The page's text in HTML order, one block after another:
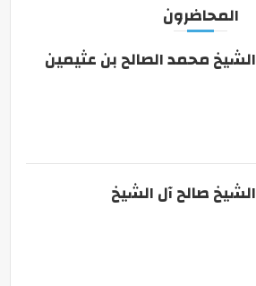
المحاضرون
الشيخ محمد الصالح بن عثيمين
الشيخ صالح آل الشيخ